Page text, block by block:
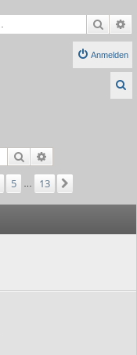
Suche
Anmelden
Suche
5 13